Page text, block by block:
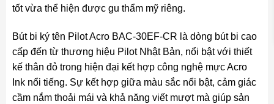
tốt vừa thể hiện được gu thẩm mỹ riêng.
Bút bi ký tên Pilot Acro BAC-30EF-CR là dòng bút bi cao
cấp đến từ thương hiệu Pilot Nhật Bản, nổi bật với thiết
kế thân đỏ trong hiện đại kết hợp công nghệ mực Acro
Ink nổi tiếng. Sự kết hợp giữa màu sắc nổi bật, cảm giác
cầm nắm thoải mái và khả năng viết mượt mà giúp sản